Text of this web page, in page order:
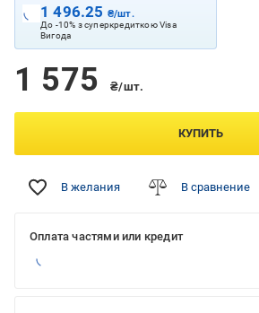
1 496.25 ₴/шт.
До -10% з суперкредиткою Visa
Вигода
1 575 ₴/шт.
КУПИТЬ
В желания В сравнение
Оплата частями или кредит